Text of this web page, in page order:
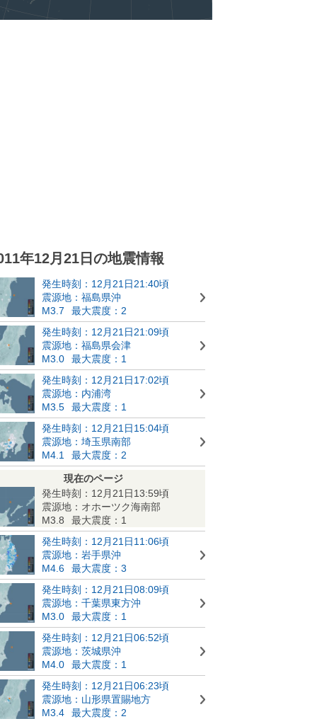
年12月21日の地震情報
発生時刻：12月21日21:40頃
震源地：福島県沖
M3.7
最大震度：2
発生時刻：12月21日21:09頃
震源地：福島県会津
M3.0
最大震度：1
発生時刻：12月21日17:02頃
震源地：内浦湾
M3.5
最大震度：1
発生時刻：12月21日15:04頃
震源地：埼玉県南部
M4.1
最大震度：2
現在のページ
発生時刻：12月21日13:59頃
震源地：オホーツク海南部
M3.8
最大震度：1
発生時刻：12月21日11:06頃
震源地：岩手県沖
M4.6
最大震度：3
発生時刻：12月21日08:09頃
震源地：千葉県東方沖
M3.0
最大震度：1
発生時刻：12月21日06:52頃
震源地：茨城県沖
M4.0
最大震度：1
発生時刻：12月21日06:23頃
震源地：山形県置賜地方
M3.4
最大震度：2